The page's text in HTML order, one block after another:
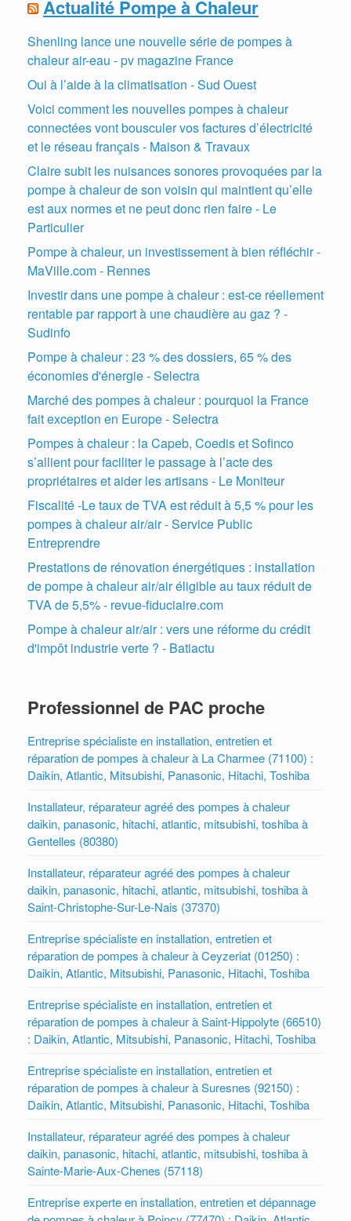
Actualité Pompe à Chaleur
Shenling lance une nouvelle série de pompes à
chaleur air-eau - pv magazine France
Oui à l’aide à la climatisation - Sud Ouest
Voici comment les nouvelles pompes à chaleur
connectées vont bousculer vos factures d’électricité
et le réseau français - Maison & Travaux
Claire subit les nuisances sonores provoquées par la
pompe à chaleur de son voisin qui maintient qu’elle
est aux normes et ne peut donc rien faire - Le
Particulier
Pompe à chaleur, un investissement à bien réfléchir -
MaVille.com - Rennes
Investir dans une pompe à chaleur : est-ce réellement
rentable par rapport à une chaudière au gaz ? -
Sudinfo
Pompe à chaleur : 23 % des dossiers, 65 % des
économies d'énergie - Selectra
Marché des pompes à chaleur : pourquoi la France
fait exception en Europe - Selectra
Pompes à chaleur : la Capeb, Coedis et Sofinco
s’allient pour faciliter le passage à l’acte des
propriétaires et aider les artisans - Le Moniteur
Fiscalité -Le taux de TVA est réduit à 5,5 % pour les
pompes à chaleur air/air - Service Public
Entreprendre
Prestations de rénovation énergétiques : installation
de pompe à chaleur air/air éligible au taux réduit de
TVA de 5,5% - revue-fiduciaire.com
Pompe à chaleur air/air : vers une réforme du crédit
d'impôt industrie verte ? - Batiactu
Professionnel de PAC proche
Entreprise spécialiste en installation, entretien et
réparation de pompes à chaleur à La Charmee (71100) :
Daikin, Atlantic, Mitsubishi, Panasonic, Hitachi, Toshiba
Installateur, réparateur agréé des pompes à chaleur
daikin, panasonic, hitachi, atlantic, mitsubishi, toshiba à
Gentelles (80380)
Installateur, réparateur agréé des pompes à chaleur
daikin, panasonic, hitachi, atlantic, mitsubishi, toshiba à
Saint-Christophe-Sur-Le-Nais (37370)
Entreprise spécialiste en installation, entretien et
réparation de pompes à chaleur à Ceyzeriat (01250) :
Daikin, Atlantic, Mitsubishi, Panasonic, Hitachi, Toshiba
Entreprise spécialiste en installation, entretien et
réparation de pompes à chaleur à Saint-Hippolyte (66510)
: Daikin, Atlantic, Mitsubishi, Panasonic, Hitachi, Toshiba
Entreprise spécialiste en installation, entretien et
réparation de pompes à chaleur à Suresnes (92150) :
Daikin, Atlantic, Mitsubishi, Panasonic, Hitachi, Toshiba
Installateur, réparateur agréé des pompes à chaleur
daikin, panasonic, hitachi, atlantic, mitsubishi, toshiba à
Sainte-Marie-Aux-Chenes (57118)
Entreprise experte en installation, entretien et dépannage